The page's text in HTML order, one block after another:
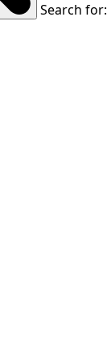
Search for: